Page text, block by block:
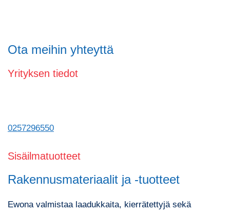
Ota meihin yhteyttä
Yrityksen tiedot
0257296550
Sisäilmatuotteet
Rakennusmateriaalit ja -tuotteet
Ewona valmistaa laadukkaita, kierrätettyjä sekä